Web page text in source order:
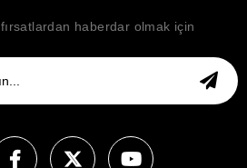
haberdar olmak için